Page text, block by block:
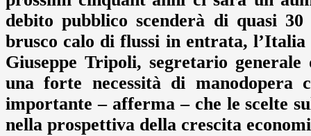
debito pubblico scenderà di quasi
brusco calo di flussi in entrata,
Giuseppe Tripoli, segretario
una forte necessità di manodopera
importante – afferma – che le scelte
nella prospettiva della crescita